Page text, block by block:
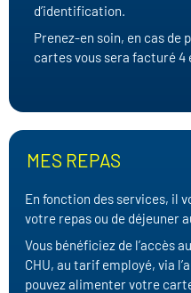
d’identification.
Prenez-en soin, en cas de
cartes vous sera facturé 4
MES REPAS
En fonction des services, il
votre repas ou de déjeuner
Vous bénéficiez de l’accès
CHU, au tarif employé, via
pouvez alimenter votre